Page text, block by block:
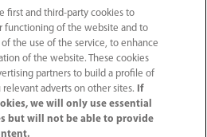
Germany GmbH
64293 Darmstadt
first and third-party cookies to
functioning of the website and to
the use of the service, to enhance
of the website. These cookies
partners to build a profile of
adverts on other sites.
If
we will only use essential
but will not be able to provide